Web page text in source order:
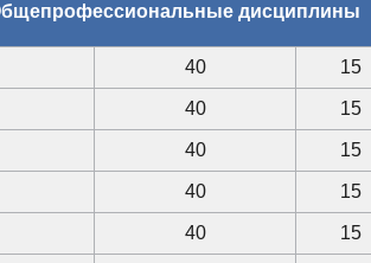
дисциплины
40 15
40 15
40 15
40 15
40 15